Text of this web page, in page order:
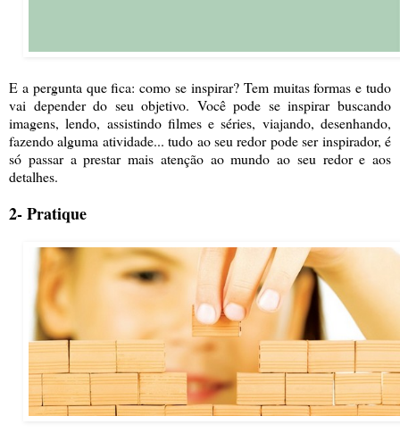
E a pergunta que fica: como se inspirar? Tem muitas formas e tudo
vai depender do seu objetivo. Você pode se inspirar buscando
imagens, lendo, assistindo filmes e séries, viajando, desenhando,
fazendo alguma atividade... tudo ao seu redor pode ser inspirador, é
só passar a prestar mais atenção ao mundo ao seu redor e aos
detalhes.
2- Pratique